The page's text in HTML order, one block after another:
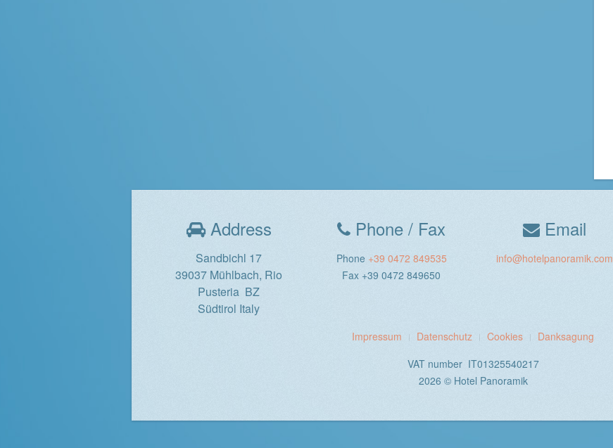
Address
Sandbichl 17
39037 Mühlbach, Rio
Pusteria BZ
Südtirol Italy
Phone / Fax
Phone +39 0472 849535
Fax +39 0472 849650
Email
info@hotelpanoramik.com
Impressum Datenschutz Cookies
Danksagung
VAT number IT01325540217
2026 © Hotel Panoramik